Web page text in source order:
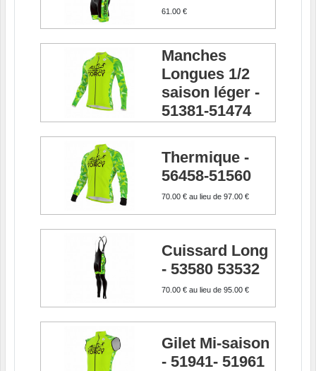
61.00 €
Manches
Longues 1/2
saison léger -
51381-51474
Thermique -
56458-51560
70.00 € au lieu de 97.00 €
Cuissard Long
- 53580 53532
70.00 € au lieu de 95.00 €
Gilet Mi-saison
- 51941- 51961